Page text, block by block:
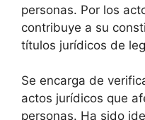
personas. Por los
contribuye a su
títulos jurídicos de
Se encarga de
actos jurídicos que
personas. Ha sido